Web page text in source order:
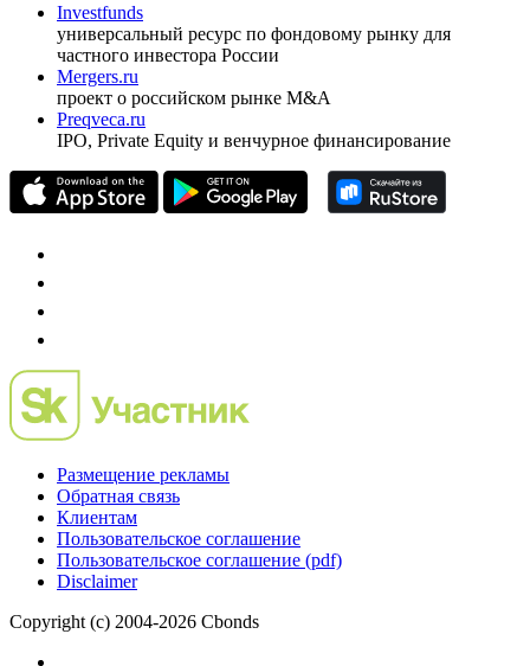
Investfunds
универсальный ресурс по фондовому рынку для
частного инвестора России
Mergers.ru
проект о российском рынке M&A
Preqveca.ru
IPO, Private Equity и венчурное финансирование
Размещение рекламы
Обратная связь
Клиентам
Пользовательское соглашение
Пользовательское соглашение (pdf)
Disclaimer
Copyright (c) 2004-2026 Cbonds